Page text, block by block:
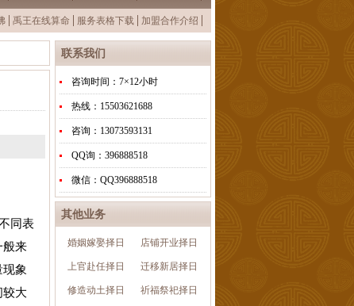
禹王在线算命 服务表格下载 加盟合作介绍
联系我们
咨询时间：7×12小时
热线：15503621688
咨询：13073593131
QQ询：396888518
微信：QQ396888518
其他业务
婚姻嫁娶择日 店铺开业择日
上官赴任择日 迁移新居择日
修造动土择日 祈福祭祀择日
同表
般来
象
较大